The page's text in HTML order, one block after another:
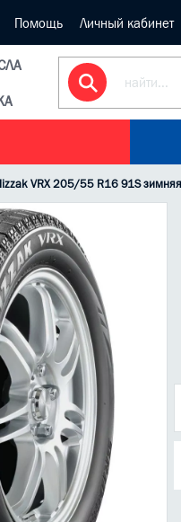
Помощь Личный кабинет
VRX 205/55 R16 91S зимняя